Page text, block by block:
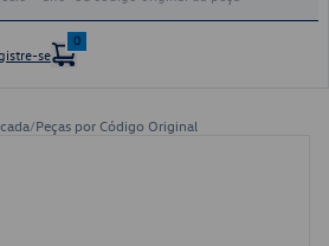
se
0
/Peças por Código Original